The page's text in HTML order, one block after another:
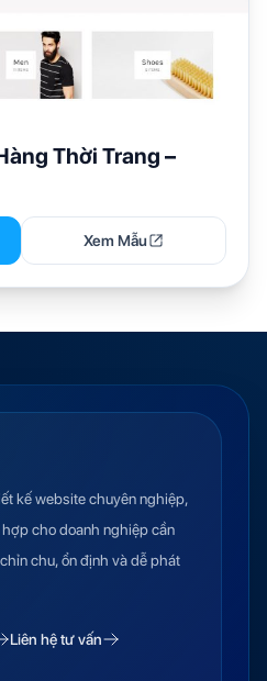
Thời Trang –
Xem Mẫu
kế website chuyên nghiệp,
cho doanh nghiệp cần
chu, ổn định và dễ phát
Liên hệ tư vấn